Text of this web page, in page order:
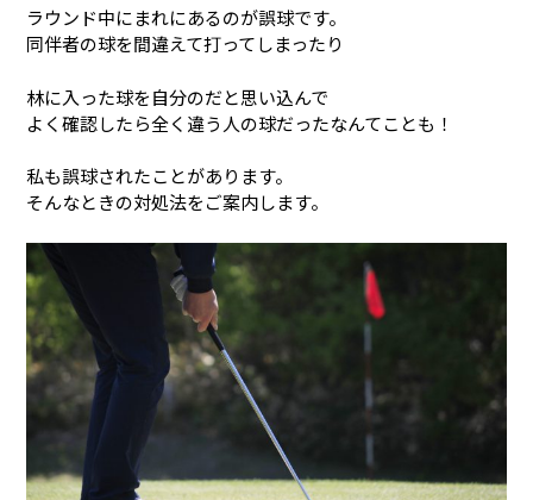
ラウンド中にまれにあるのが誤球です。
同伴者の球を間違えて打ってしまったり
林に入った球を自分のだと思い込んで
よく確認したら全く違う人の球だったなんてことも！
私も誤球されたことがあります。
そんなときの対処法をご案内します。